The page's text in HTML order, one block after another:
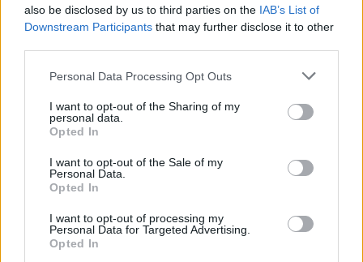
also be disclosed by us to third parties on the IAB’s List of
Downstream Participants that may further disclose it to other
Personal Data Processing Opt Outs
I want to opt-out of the Sharing of my
personal data.
Opted In
I want to opt-out of the Sale of my
Personal Data.
Opted In
I want to opt-out of processing my
Personal Data for Targeted Advertising.
Opted In
Giletta S.p.a. risulta beneficiaria di 23 aiuti o contributi
pubblici per un totale di 3.537.353 euro (2020–2026).
Esonero dal versamento dei contributi previdenziali
per nuove assunzioni/trasformazioni a tempo
indeterminato nel bienni
inps
2026-02-03
per nuove assunzioni/trasformazioni a tempo
indeterminato nel bienni
inps